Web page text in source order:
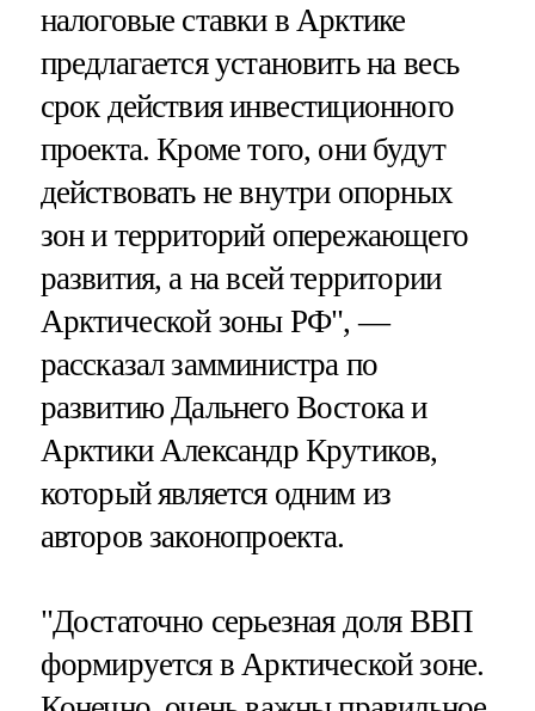
налоговые ставки в Арктике
предлагается установить на весь
срок действия инвестиционного
проекта. Кроме того, они будут
действовать не внутри опорных
зон и территорий опережающего
развития, а на всей территории
Арктической зоны РФ", —
рассказал замминистра по
развитию Дальнего Востока и
Арктики Александр Крутиков,
который является одним из
авторов законопроекта.
"Достаточно серьезная доля ВВП
формируется в Арктической зоне.